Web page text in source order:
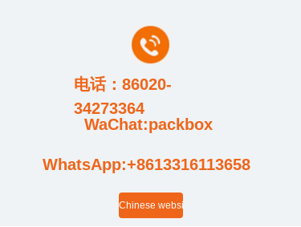
WhatsApp:+8613316113658
WaChat:packbox
电话：86020-
34273364
Chinese website
Przypadki